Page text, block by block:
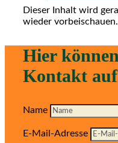
Dieser Inhalt wird
wieder vorbeischauen.
Hier
Kontakt
Name
E-Mail-Adresse